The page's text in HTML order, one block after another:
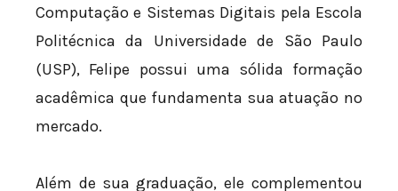
Computação e Sistemas Digitais pela Escola
Politécnica da Universidade de São Paulo
(USP), Felipe possui uma sólida formação
acadêmica que fundamenta sua atuação no
mercado.
Além de sua graduação, ele complementou